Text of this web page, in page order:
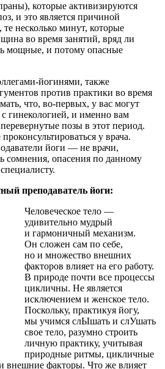
которые активизируются
и это является причиной
несколько минут, которые
во время занятий, вряд ли
мощные, и потому опасные
йогинями, также
против практики во время
что, во-первых, у вас могут
гинекологией, и именно вам
позы в этот период.
у врача.
йоги — не врачи,
сомнения, опасения по данному
преподаватель йоги:
Человеческое тело —
удивительно мудрый
и гармоничный механизм.
Он сложен сам по себе,
но и множество внешних
факторов влияет на его работу.
В природе почти все процессы
цикличны. Не является
исключением и женское тело.
Поскольку, практикуя йогу,
мы учимся слЫшать и слУшать
свое тело, разумно строить
личную практику, учитывая
природные ритмы, цикличные
внешние факторы. Что же влияет